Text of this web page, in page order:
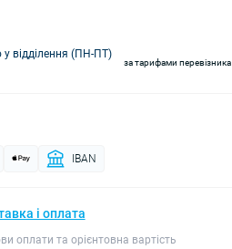
відділення (ПН-ПТ)
за тарифами перевізника
IBAN
і оплата
оплати та орієнтовна вартість